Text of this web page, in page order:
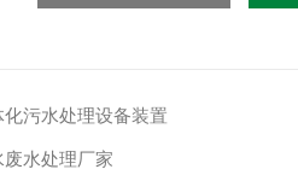
污水处理设备装置
水处理厂家